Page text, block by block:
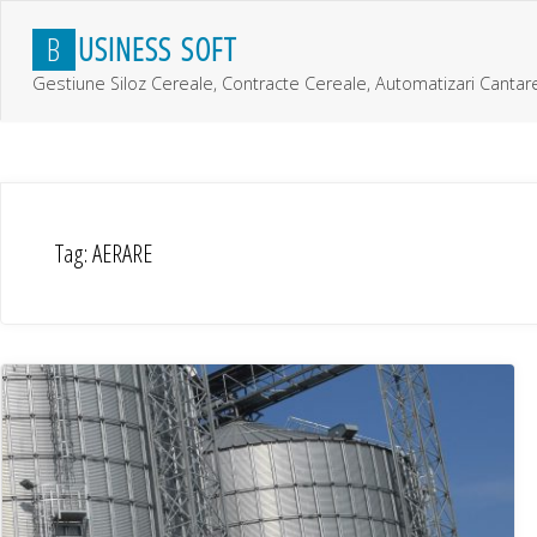
content
B USINESS SOFT
Gestiune Siloz Cereale, Contracte Cereale, Automatizari
Tag:AERARE